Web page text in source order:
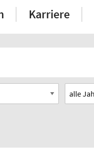
Karriere